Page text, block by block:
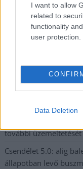
I want to allow
related to
functionality
user protection.
Data Deletion
A SZOL24
munkáltatói jogaikat
Sok volt az
további üzemeltetését
Csendélet 5.0: alig
állapotban levő